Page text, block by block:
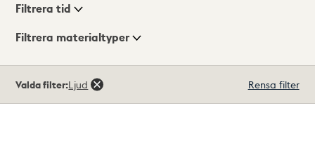
Visningsläge
Filtrera tid
Filtrera materialtyper
träffar
Valda filter:Ljud Rensa filter